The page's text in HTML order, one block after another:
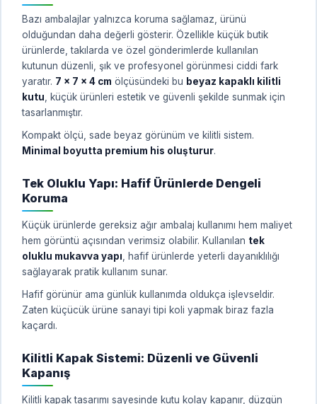
Bazı ambalajlar yalnızca koruma sağlamaz, ürünü
olduğundan daha değerli gösterir. Özellikle küçük butik
ürünlerde, takılarda ve özel gönderimlerde kullanılan
kutunun düzenli, şık ve profesyonel görünmesi ciddi fark
yaratır. 7 x 7 x 4 cm ölçüsündeki bu beyaz kapaklı kilitli
kutu , küçük ürünleri estetik ve güvenli şekilde sunmak için
tasarlanmıştır.
Kompakt ölçü, sade beyaz görünüm ve kilitli sistem.
Minimal boyutta premium his oluşturur.
Tek Oluklu Yapı: Hafif Ürünlerde Dengeli
Koruma
Küçük ürünlerde gereksiz ağır ambalaj kullanımı hem maliyet
hem görüntü açısından verimsiz olabilir. Kullanılan tek
oluklu mukavva yapı , hafif ürünlerde yeterli dayanıklılığı
sağlayarak pratik kullanım sunar.
Hafif görünür ama günlük kullanımda oldukça işlevseldir.
Zaten küçücük ürüne sanayi tipi koli yapmak biraz fazla
kaçardı.
Kilitli Kapak Sistemi: Düzenli ve Güvenli
Kapanış
Kilitli kapak tasarımı sayesinde kutu kolay kapanır, düzgün